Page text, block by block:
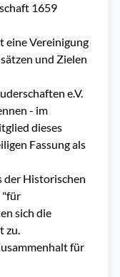
1659
eine Vereinigung
und Zielen
e.V.
- im
dieses
Fassung als
der Historischen
"für
sich die
zu.
für